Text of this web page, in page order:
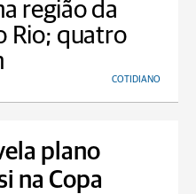
região da
Rio; quatro
COTIDIANO
plano
na Copa